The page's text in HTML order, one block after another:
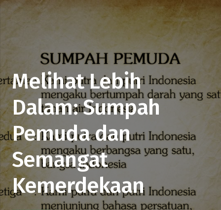
Melihat Lebih
Dalam: Sumpah
Pemuda dan
Semangat
Kemerdekaan